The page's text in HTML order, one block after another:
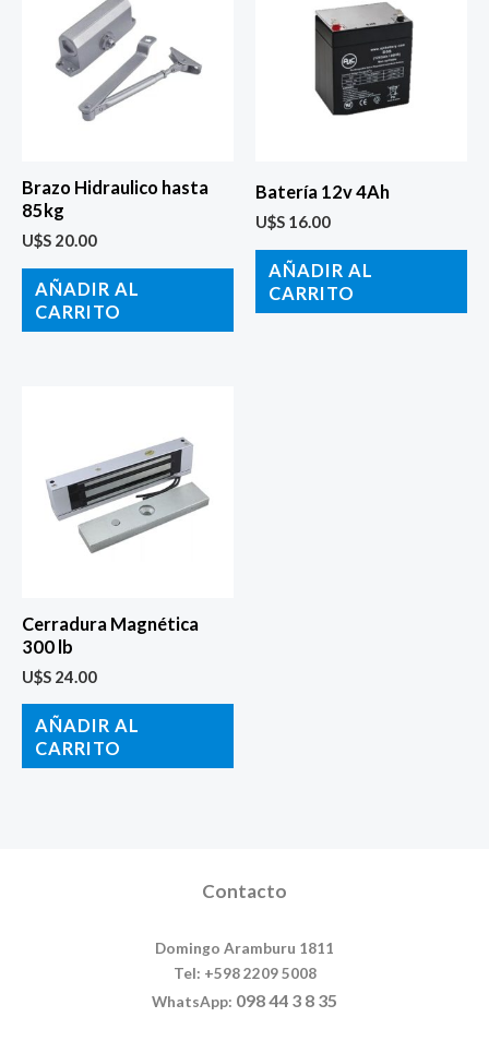
Brazo Hidraulico hasta
85kg
U$S 20.00
AÑADIR AL
CARRITO
Batería 12v 4Ah
U$S 16.00
AÑADIR AL
CARRITO
Cerradura Magnética
300 lb
U$S 24.00
AÑADIR AL
CARRITO
Contacto
Domingo Aramburu 1811
Tel: +598 2209 5008
WhatsApp: 098 44 3 8 35